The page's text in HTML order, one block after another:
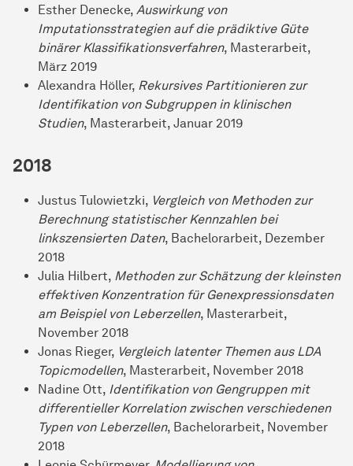
Esther Denecke, Auswirkung von
Imputationsstrategien auf die prädiktive Güte
binärer Klassifikationsverfahren, Masterarbeit,
März 2019
Alexandra Höller, Rekursives Partitionieren zur
Identifikation von Subgruppen in klinischen
Studien, Masterarbeit, Januar 2019
2018
Justus Tulowietzki, Vergleich von Methoden zur
Berechnung statistischer Kennzahlen bei
linkszensierten Daten, Bachelorarbeit, Dezember
2018
Julia Hilbert, Methoden zur Schätzung der kleinsten
effektiven Konzentration für Genexpressionsdaten
am Beispiel von Leberzellen, Masterarbeit,
November 2018
Jonas Rieger, Vergleich latenter Themen aus LDA
Topicmodellen, Masterarbeit, November 2018
Nadine Ott, Identifikation von Gengruppen mit
differentieller Korrelation zwischen verschiedenen
Typen von Leberzellen, Bachelorarbeit, November
2018